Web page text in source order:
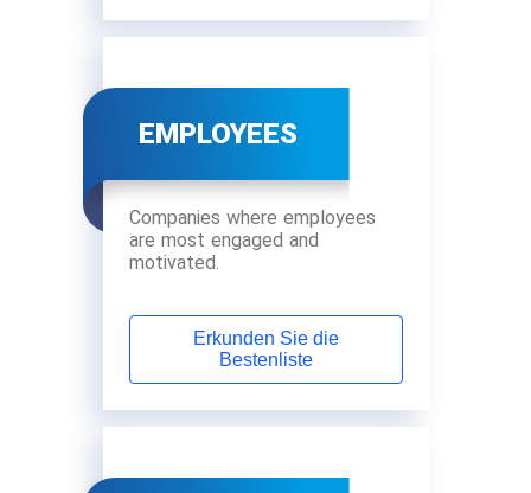
EMPLOYEES
Companies where employees
are most engaged and
motivated.
Erkunden Sie die
Bestenliste